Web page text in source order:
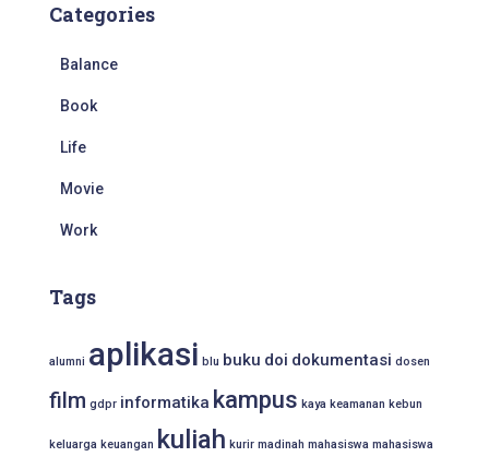
Categories
Balance
Book
Life
Movie
Work
Tags
alumni aplikasi blu buku doi dokumentasi dosen
film gdpr informatika kampus kaya keamanan kebun
keluarga keuangan kuliah kurir madinah mahasiswa mahasiswa